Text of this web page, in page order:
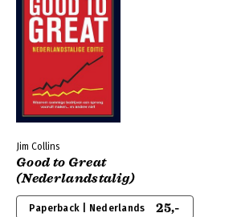
Jim Collins
Good to Great
(Nederlandstalig)
Paperback | Nederlands 25,-